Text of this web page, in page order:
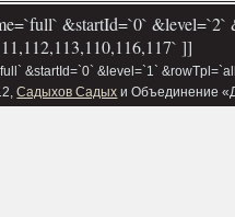
&startId=`0`
]]
&startId=`0` &level=`1`
Садыхов Садых и Объединение